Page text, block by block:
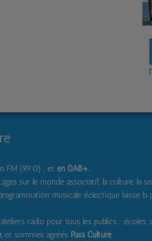
FM (99.0) , et en DAB+.
sur le monde associatif, la culture, la
musicale éclectique laisse la
radio pour tous les publics :
et sommes agréés Pass Culture.